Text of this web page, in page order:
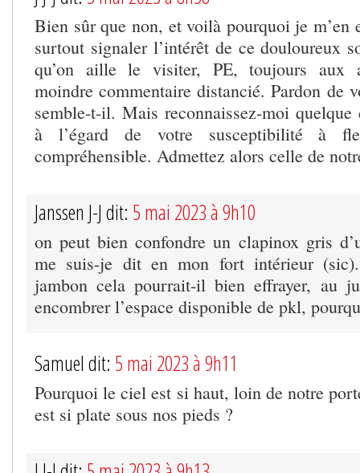
Bien sûr que non, et voilà pourquoi je m’en
surtout signaler l’intérêt de ce douloureux
qu’on aille le visiter, PE, toujours aux
moindre commentaire distancié. Pardon de
semble-t-il. Mais reconnaissez-moi quelque
à l’égard de votre susceptibilité à
compréhensible. Admettez alors celle de
Janssen J-J dit: 5 mai 2023 à 9h10
on peut bien confondre un clapinox gris
me suis-je dit en mon fort intérieur
jambon cela pourrait-il bien effrayer, au
encombrer l’espace disponible de pkl,
Samuel dit: 5 mai 2023 à 9h11
Pourquoi le ciel est si haut, loin de notre
est si plate sous nos pieds ?